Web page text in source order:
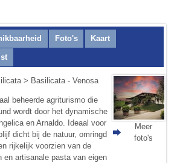
Foto's Kaart
> Basilicata - Venosa
beheerde agriturismo die
wordt door het dynamische
en Arnaldo. Ideaal voor
dicht bij de natuur, omringd
rijkelijk voorzien van de
en artisanale pasta van eigen
Meer
foto's